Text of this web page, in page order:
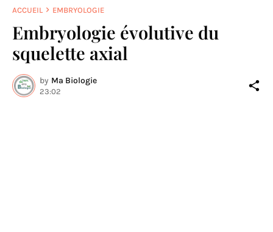
ACCUEIL EMBRYOLOGIE
Embryologie évolutive du
squelette axial
by Ma Biologie
23:02